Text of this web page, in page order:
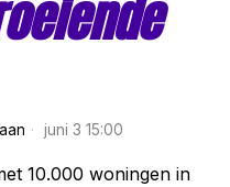
juni 3 15:00